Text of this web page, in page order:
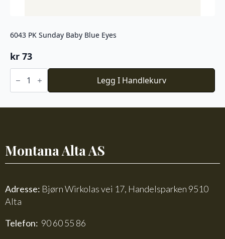
6043 PK Sunday Baby Blue Eyes
kr 73
6043
PK
Baby
Legg I Handlekurv
Montana Alta AS
Adresse: Bjørn Wirkolas vei 17, Handelsparken 9510
Alta
Telefon: 90 60 55 86